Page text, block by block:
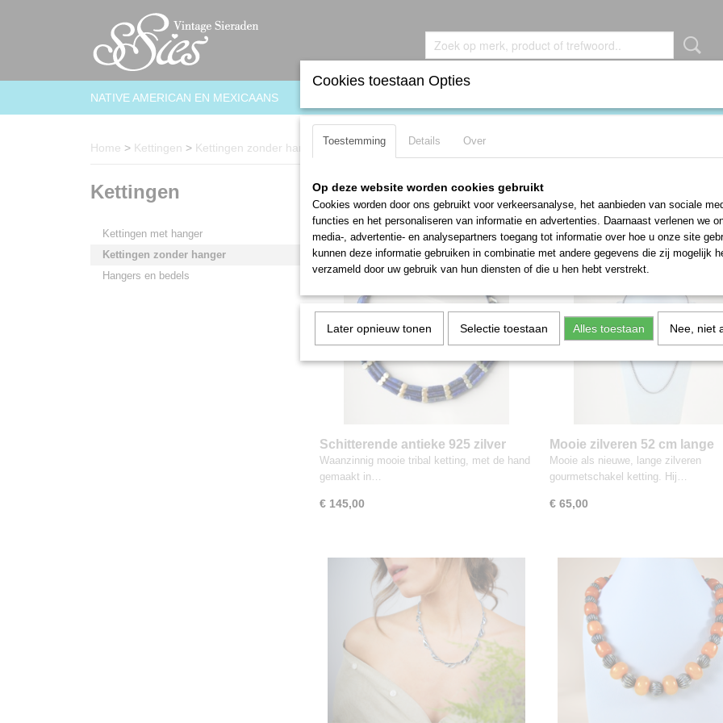
NATIVE AMERICAN EN MEXICAANS
Home > Kettingen > Kettingen zonder hanger
Kettingen
Kettingen met hanger
Kettingen zonder hanger
Hangers en bedels
Sorteer op:
Schitterende antieke 925 zilver
LAPIS LAZULI tribal ketting
Waanzinnig mooie tribal ketting, met de hand
gemaakt in…
€ 145,00
Mooie zilveren 52 cm lange
GOURMET schakelketting
Mooie als nieuwe, lange zilveren
gourmetschakel ketting. Hij…
€ 65,00
Cookies toestaan Opties
Toestemming Details Over
Op deze website worden cookies gebruikt
Cookies worden door ons gebruikt voor verkeersanalyse, het aanbieden van sociale
functies en het personaliseren van informatie en advertenties. Daarnaast verlenen we
media-, advertentie- en analysepartners toegang tot informatie over hoe u onze site
kunnen deze informatie gebruiken in combinatie met andere gegevens die zij mogelijk
verzameld door uw gebruik van hun diensten of die u hen hebt verstrekt.
Later opnieuw tonen Selectie toestaan Alles toestaan Nee, niet